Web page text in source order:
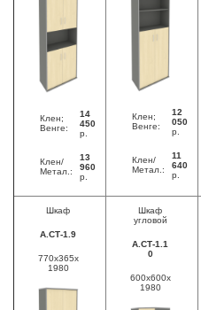
Клен;
Венге:
14
450
р.
Клен/
Метал.:
13
960
р.
Клен;
Венге:
12
050
р.
Клен/
Метал.:
11
640
р.
Шкаф
А.СТ-1.9
770x365x
1980
Шкаф
угловой
А.СТ-1.1
0
600x600x
1980